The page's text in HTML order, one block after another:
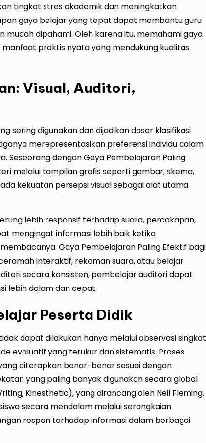
tingkat stres akademik dan meningkatkan
gaya belajar yang tepat dapat membantu guru
dipahami. Oleh karena itu, memahami gaya
praktis nyata yang mendukung kualitas
Visual, Auditori,
sering digunakan dan dijadikan dasar klasifikasi
merepresentasikan preferensi individu dalam
Seseorang dengan Gaya Pembelajaran Paling
melalui tampilan grafis seperti gambar, skema,
kekuatan persepsi visual sebagai alat utama
lebih responsif terhadap suara, percakapan,
mengingat informasi lebih baik ketika
Gaya Pembelajaran Paling Efektif bagi
interaktif, rekaman suara, atau belajar
secara konsisten, pembelajar auditori dapat
lebih dalam dan cepat.
Peserta Didik
dapat dilakukan hanya melalui observasi singkat
evaluatif yang terukur dan sistematis. Proses
diterapkan benar-benar sesuai dengan
yang paling banyak digunakan secara global
Kinesthetic), yang dirancang oleh Neil Fleming.
secara mendalam melalui serangkaian
respon terhadap informasi dalam berbagai